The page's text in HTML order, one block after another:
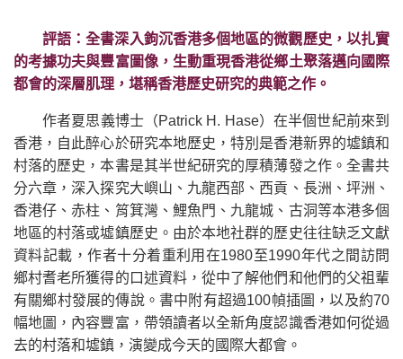
評語：全書深入鉤沉香港多個地區的微觀歷史，以扎實
的考據功夫與豐富圖像，生動重現香港從鄉土聚落邁向國際
都會的深層肌理，堪稱香港歷史研究的典範之作。
作者夏思義博士（Patrick H. Hase）在半個世紀前來到
香港，自此醉心於研究本地歷史，特別是香港新界的墟鎮和
村落的歷史，本書是其半世紀研究的厚積薄發之作。全書共
分六章，深入探究大嶼山、九龍西部、西貢、長洲、坪洲、
香港仔、赤柱、筲箕灣、鯉魚門、九龍城、古洞等本港多個
地區的村落或墟鎮歷史。由於本地社群的歷史往往缺乏文獻
資料記載，作者十分着重利用在1980至1990年代之間訪問
鄉村耆老所獲得的口述資料，從中了解他們和他們的父祖輩
有關鄉村發展的傳說。書中附有超過100幀插圖，以及約70
幅地圖，內容豐富，帶領讀者以全新角度認識香港如何從過
去的村落和墟鎮，演變成今天的國際大都會。